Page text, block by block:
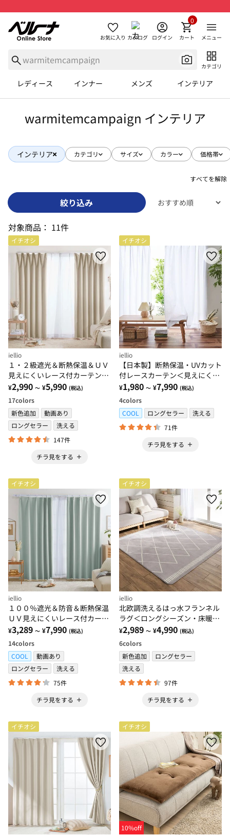
お気に入り カタログ ログイン カート
0
メニュー
カテゴリ
レディース インナー メンズ インテリア
warmitemcampaign インテリア
インテリア カテゴリ サイズ カラー 価格帯
すべてを解除
絞り込み
対象商品： 11件
イチオシ
iellio
１・２級遮光＆断熱保温＆ＵＶ
見えにくいレース付カーテンセ
ット＜４枚組・遮光１級・洗え
る・無地＞
¥2,990 ～ ¥5,990 (税込)
17colors
新色追加
動画あり
ロングセラー
洗える
147件
チラ見をする
イチオシ
iellio
【日本製】断熱保温・UVカット
付レースカーテン＜見えにくい
レース・100サイズ・節電・省
エネ対策・日焼け対策・洗える
＞
¥1,980 ～ ¥7,990 (税込)
4colors
COOL
ロングセラー
洗える
71件
チラ見をする
イチオシ
iellio
１００％遮光＆防音＆断熱保温
ＵＶ見えにくいレース付カーテ
ンセット＜４枚組・遮光１級・
無地・洗える・形状記憶＞
¥3,289 ～ ¥7,990 (税込)
14colors
COOL
動画あり
ロングセラー
洗える
75件
チラ見をする
イチオシ
iellio
北欧調洗えるはっ水フランネル
ラグ＜ロングシーズン・床暖対
応・洗濯可能・ウォッシャブ
ル・おしゃれ・はっ水＞
¥2,989 ～ ¥4,990 (税込)
6colors
新色追加
ロングセラー
洗える
97件
チラ見をする
イチオシ イチオシ
10%off